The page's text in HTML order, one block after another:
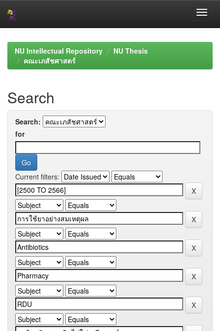
navigationNU Intellectual Repository
NU Thesis
คณะเภสัชศาสตร์
Search
Search:
for
Current filters: